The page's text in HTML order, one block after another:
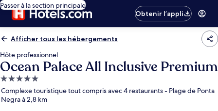
Passer à la section principale
Obtenir l’appli
Afficher tous les hébergements
Hôte professionnel
Ocean Palace All Inclusive Premium
Hébergement
5.0 étoiles
Complexe touristique tout compris avec 4 restaurants - Plage de Ponta
Negra à 2,8 km